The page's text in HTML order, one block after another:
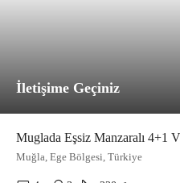
İletişime Geçiniz
Muglada Eşsiz Manzaralı 4+1
Muğla, Ege Bölgesi, Türkiye